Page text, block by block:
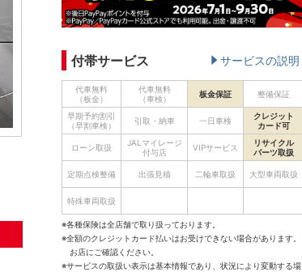
付帯サービス サービスの説明
代車無料
（板金）
代車無料
（車検）
板金保証 整備保証
早期予約割引
（早割車検）
引取・納車 一日車検
クレジット
カード可
ローン取扱
JALマイレージ
付与店
VIPサービス
リサイクル
パーツ取扱
定期点検整備 出張見積 二輪車取扱 大型車両取扱
特殊車両取扱
※各種保険は全店舗で取り扱っております。
※全額のクレジットカード払いはお受けできない場合があります。
お店にご確認ください。
※サービスの取扱い表示は基本情報であり、状況により変動する場